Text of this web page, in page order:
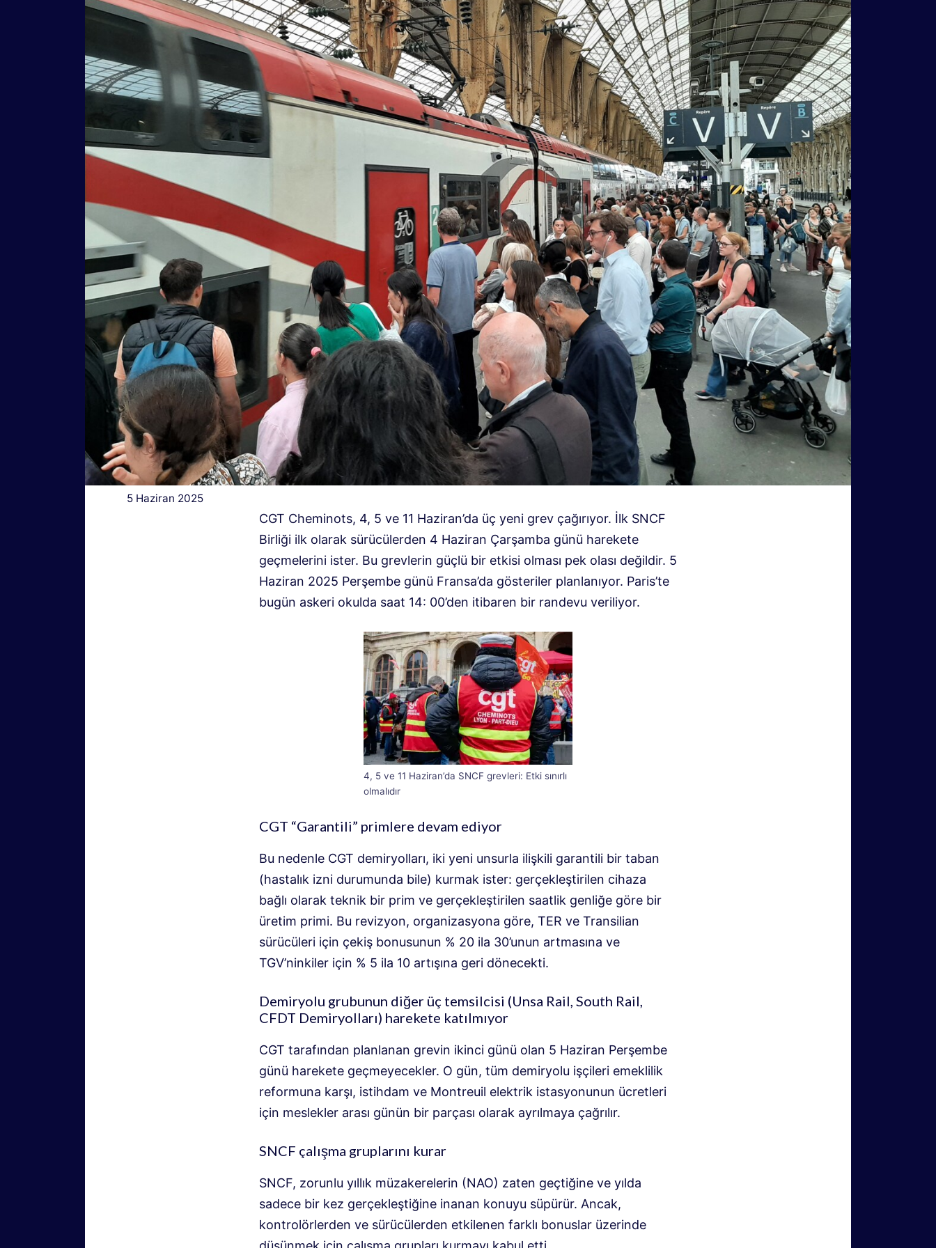
5 Haziran 2025
CGT Cheminots, 4, 5 ve 11 Haziran’da üç yeni grev çağırıyor. İlk SNCF
Birliği ilk olarak sürücülerden 4 Haziran Çarşamba günü harekete
geçmelerini ister. Bu grevlerin güçlü bir etkisi olması pek olası değildir. 5
Haziran 2025 Perşembe günü Fransa’da gösteriler planlanıyor. Paris’te
bugün askeri okulda saat 14: 00’den itibaren bir randevu veriliyor.
4, 5 ve 11 Haziran’da SNCF grevleri: Etki sınırlı
olmalıdır
CGT “Garantili” primlere devam ediyor
Bu nedenle CGT demiryolları, iki yeni unsurla ilişkili garantili bir taban
(hastalık izni durumunda bile) kurmak ister: gerçekleştirilen cihaza
bağlı olarak teknik bir prim ve gerçekleştirilen saatlik genliğe göre bir
üretim primi. Bu revizyon, organizasyona göre, TER ve Transilian
sürücüleri için çekiş bonusunun % 20 ila 30’unun artmasına ve
TGV’ninkiler için % 5 ila 10 artışına geri dönecekti.
Demiryolu grubunun diğer üç temsilcisi (Unsa Rail, South Rail,
CFDT Demiryolları) harekete katılmıyor
CGT tarafından planlanan grevin ikinci günü olan 5 Haziran Perşembe
günü harekete geçmeyecekler. O gün, tüm demiryolu işçileri emeklilik
reformuna karşı, istihdam ve Montreuil elektrik istasyonunun ücretleri
için meslekler arası günün bir parçası olarak ayrılmaya çağrılır.
SNCF çalışma gruplarını kurar
SNCF, zorunlu yıllık müzakerelerin (NAO) zaten geçtiğine ve yılda
sadece bir kez gerçekleştiğine inanan konuyu süpürür. Ancak,
kontrolörlerden ve sürücülerden etkilenen farklı bonuslar üzerinde